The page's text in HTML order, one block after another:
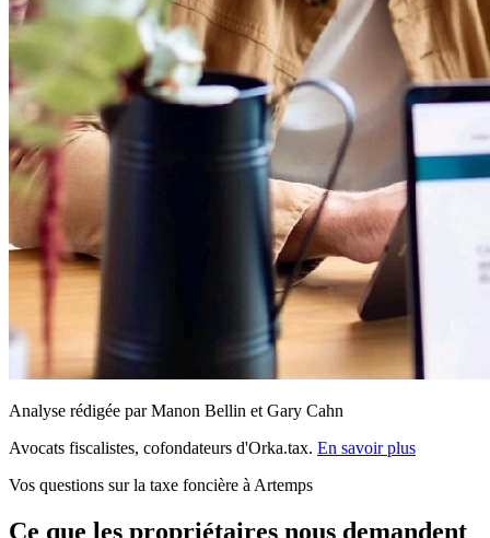
Analyse rédigée par Manon Bellin et Gary Cahn
Avocats fiscalistes, cofondateurs d'Orka.tax. En savoir plus
Vos questions sur la taxe foncière à Artemps
Ce que les propriétaires nous demandent